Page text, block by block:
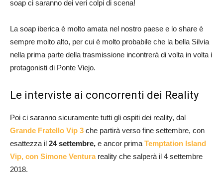
soap ci saranno dei veri colpi di scena!
La soap iberica è molto amata nel nostro paese e lo share è
sempre molto alto, per cui è molto probabile che la bella Silvia
nella prima parte della trasmissione incontrerà di volta in volta i
protagonisti di Ponte Viejo.
Le interviste ai concorrenti dei Reality
Poi ci saranno sicuramente tutti gli ospiti dei reality, dal
Grande Fratello Vip 3 che partirà verso fine settembre, con
esattezza il 24 settembre, e ancor prima Temptation Island
Vip, con Simone Ventura reality che salperà il 4 settembre
2018.